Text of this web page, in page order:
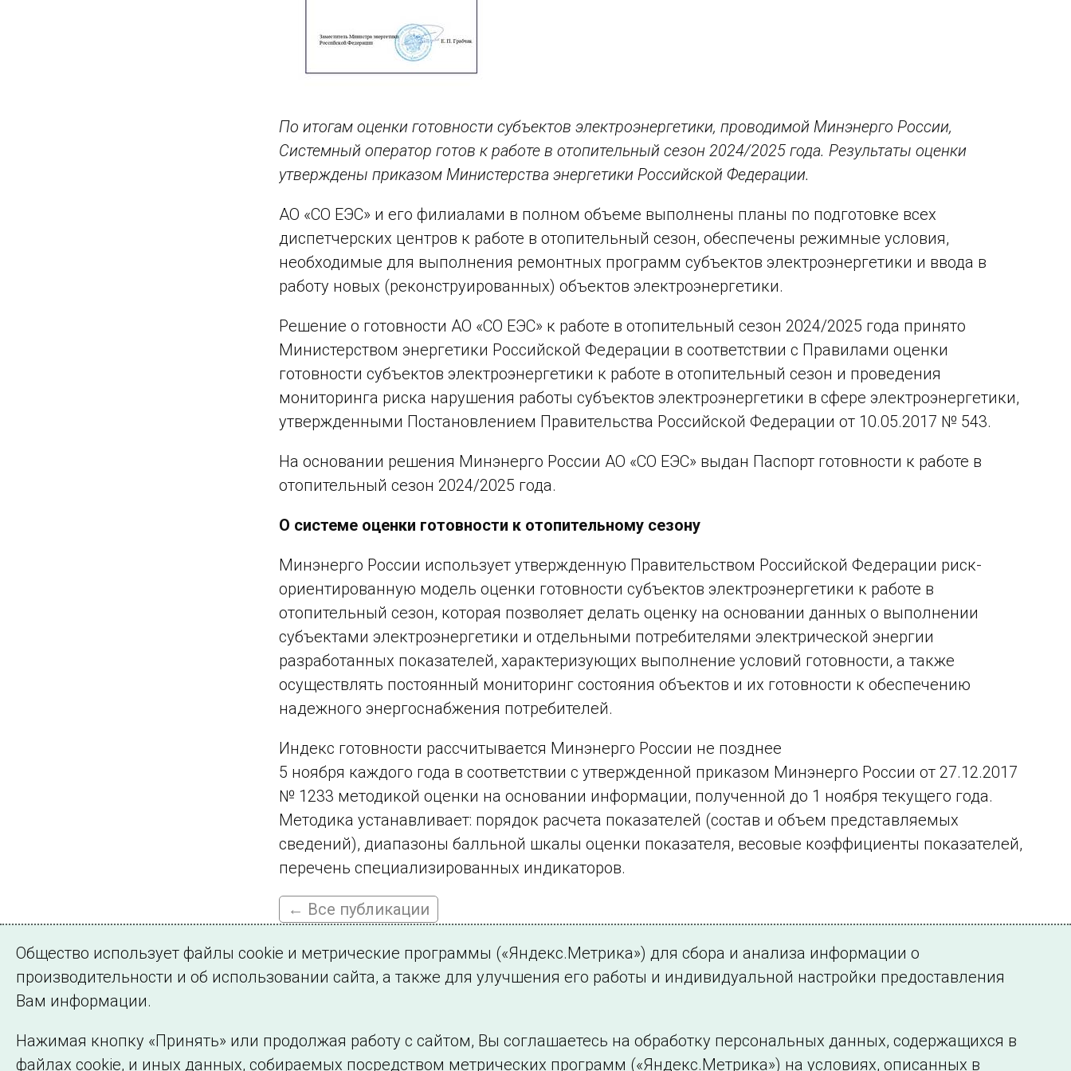
По итогам оценки готовности субъектов электроэнергетики, проводимой Минэнерго России,
Системный оператор готов к работе в отопительный сезон 2024/2025 года. Результаты оценки
утверждены приказом Министерства энергетики Российской Федерации.
АО «СО ЕЭС» и его филиалами в полном объеме выполнены планы по подготовке всех
диспетчерских центров к работе в отопительный сезон, обеспечены режимные условия,
необходимые для выполнения ремонтных программ субъектов электроэнергетики и ввода в
работу новых (реконструированных) объектов электроэнергетики.
Решение о готовности АО «СО ЕЭС» к работе в отопительный сезон 2024/2025 года принято
Министерством энергетики Российской Федерации в соответствии с Правилами оценки
готовности субъектов электроэнергетики к работе в отопительный сезон и проведения
мониторинга риска нарушения работы субъектов электроэнергетики в сфере электроэнергетики,
утвержденными Постановлением Правительства Российской Федерации от 10.05.2017 № 543.
На основании решения Минэнерго России АО «СО ЕЭС» выдан Паспорт готовности к работе в
отопительный сезон 2024/2025 года.
О системе оценки готовности к отопительному сезону
Минэнерго России использует утвержденную Правительством Российской Федерации риск-
ориентированную модель оценки готовности субъектов электроэнергетики к работе в
отопительный сезон, которая позволяет делать оценку на основании данных о выполнении
субъектами электроэнергетики и отдельными потребителями электрической энергии
разработанных показателей, характеризующих выполнение условий готовности, а также
осуществлять постоянный мониторинг состояния объектов и их готовности к обеспечению
надежного энергоснабжения потребителей.
Индекс готовности рассчитывается Минэнерго России не позднее
5 ноября каждого года в соответствии с утвержденной приказом Минэнерго России от 27.12.2017
№ 1233 методикой оценки на основании информации, полученной до 1 ноября текущего года.
Методика устанавливает: порядок расчета показателей (состав и объем представляемых
сведений), диапазоны балльной шкалы оценки показателя, весовые коэффициенты показателей,
перечень специализированных индикаторов.
← Все публикации
Подписаться на новости
Общество использует файлы cookie и метрические программы («Яндекс.Метрика») для сбора и анализа информации о
производительности и об использовании сайта, а также для улучшения его работы и индивидуальной настройки предоставления
Вам информации.
Нажимая кнопку «Принять» или продолжая работу с сайтом, Вы соглашаетесь на обработку персональных данных, содержащихся в
файлах cookie, и иных данных, собираемых посредством метрических программ («Яндекс.Метрика») на условиях, описанных в